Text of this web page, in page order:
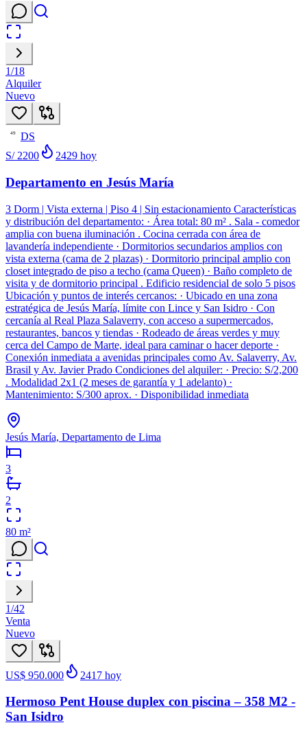
1/18
Alquiler
Nuevo
49
DS
S/ 2200
2429 hoy
Departamento en Jesús María
3 Dorm | Vista externa | Piso 4 | Sin estacionamiento Características
y distribución del departamento: · Área total: 80 m² . Sala - comedor
amplia con buena iluminación . Cocina cerrada con área de
lavandería independiente · Dormitorios secundarios amplios con
vista externa (cama de 2 plazas) · Dormitorio principal amplio con
closet integrado de piso a techo (cama Queen) · Baño completo de
visita y de dormitorio principal . Edificio residencial de solo 5 pisos
Ubicación y puntos de interés cercanos: · Ubicado en una zona
estratégica de Jesús María, límite con Lince y San Isidro · Con
cercanía al Real Plaza Salaverry, con acceso a supermercados,
restaurantes, bancos y tiendas · Rodeado de áreas verdes y muy
cerca del Campo de Marte, ideal para caminar o hacer deporte ·
Conexión inmediata a avenidas principales como Av. Salaverry, Av.
Brasil y Av. Javier Prado Condiciones del alquiler: · Precio: S/2,200
. Modalidad 2x1 (2 meses de garantía y 1 adelanto) ·
Mantenimiento: S/300 aprox. · Disponibilidad inmediata
Jesús María, Departamento de Lima
3
2
80 m²
1/42
Venta
Nuevo
US$ 950.000 2417 hoy
Hermoso Pent House duplex con piscina – 358 M2 -
San Isidro